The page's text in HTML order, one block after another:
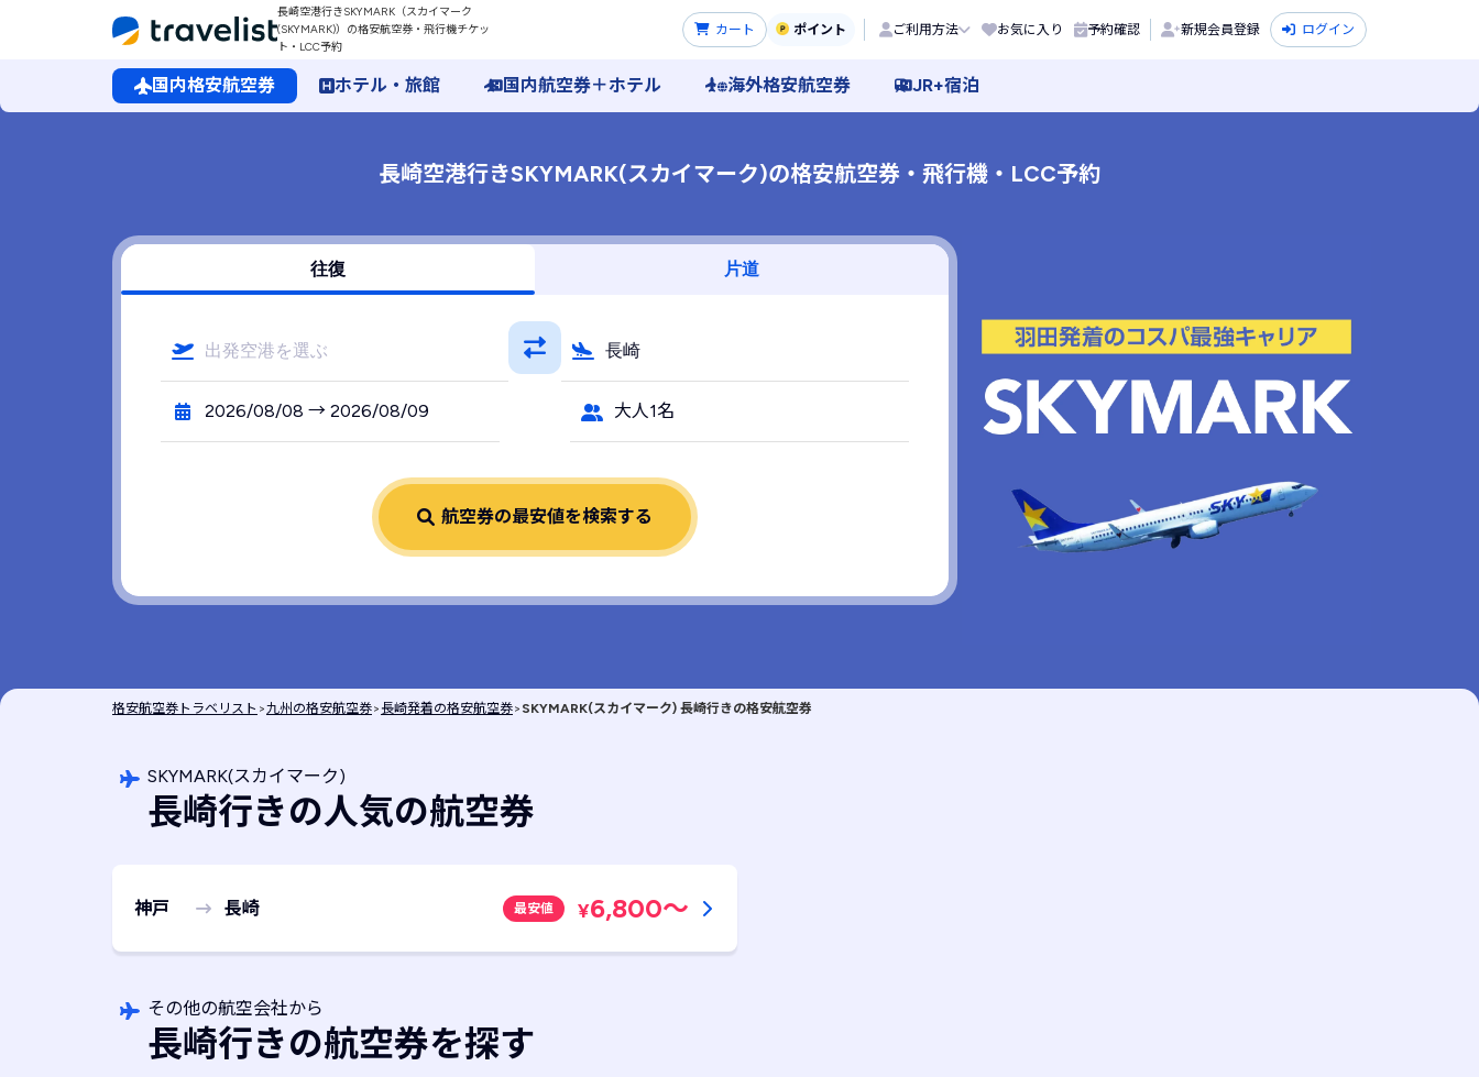
長崎空港行きSKYMARK（スカイマーク
(SKYMARK)）の格安航空券・飛行機チケッ
ト・LCC予約
カート ポイント ご利用方法 お気に入り 予約確認 新規会員登録 ログイン
国内格安航空券 ホテル・旅館 国内航空券＋ホテル 海外格安航空券 JR+宿泊
長崎空港行きSKYMARK(スカイマーク)の格安航空券・飛行機・LCC予約
往復 片道
出発空港を選ぶ 長崎
2026/08/08 → 2026/08/09 大人1名
航空券の最安値を検索する
格安航空券トラベリスト >九州の格安航空券> 長崎発着の格安航空券> SKYMARK(スカイマーク) 長崎行きの格安航空券
SKYMARK(スカイマーク)
長崎行きの人気の航空券
神戸 長崎 最安値 ¥6,800～
その他の航空会社から
長崎行きの航空券を探す